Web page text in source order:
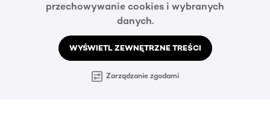
przechowywanie cookies i wybranych
danych.
WYŚWIETL ZEWNĘTRZNE TREŚCI
Zarządzanie zgodami